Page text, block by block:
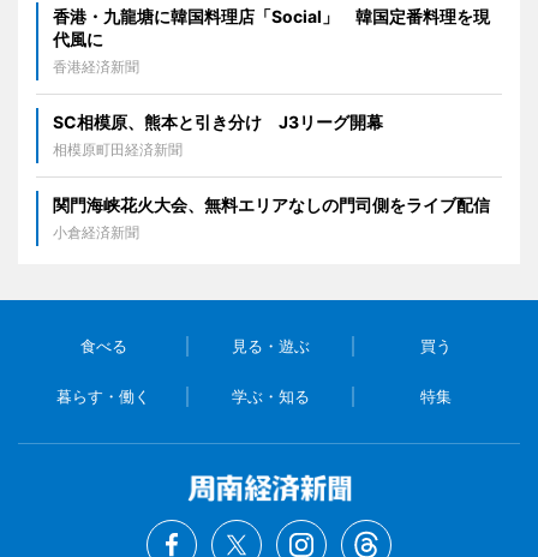
香港・九龍塘に韓国料理店「Social」 韓国定番料理を現
代風に
香港経済新聞
SC相模原、熊本と引き分け J3リーグ開幕
相模原町田経済新聞
関門海峡花火大会、無料エリアなしの門司側をライブ配信
小倉経済新聞
食べる 見る・遊ぶ 買う
暮らす・働く 学ぶ・知る 特集